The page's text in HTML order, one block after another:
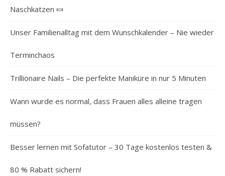
Naschkatzen 🍬
Unser Familienalltag mit dem Wunschkalender – Nie wieder
Terminchaos
Trillionaire Nails – Die perfekte Maniküre in nur 5 Minuten
Wann wurde es normal, dass Frauen alles alleine tragen
müssen?
Besser lernen mit Sofatutor – 30 Tage kostenlos testen &
80 % Rabatt sichern!